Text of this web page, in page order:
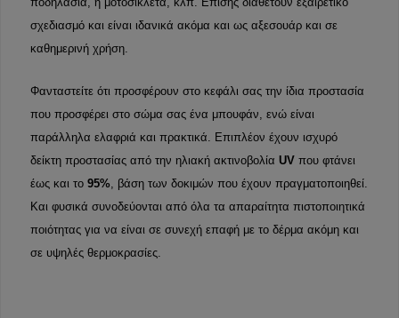
σχεδιασμό και είναι ιδανικά ακόμα και ως αξεσουάρ και σε
καθημερινή χρήση.
Φανταστείτε ότι προσφέρουν στο κεφάλι σας την ίδια προστασία
που προσφέρει στο σώμα σας ένα μπουφάν, ενώ είναι
παράλληλα ελαφριά και πρακτικά. Επιπλέον έχουν ισχυρό
δείκτη προστασίας από την ηλιακή ακτινοβολία UV που φτάνει
έως και το 95%, βάση των δοκιμών που έχουν πραγματοποιηθεί.
Και φυσικά συνοδεύονται από όλα τα απαραίτητα πιστοποιητικά
ποιότητας για να είναι σε συνεχή επαφή με το δέρμα ακόμη και
σε υψηλές θερμοκρασίες.